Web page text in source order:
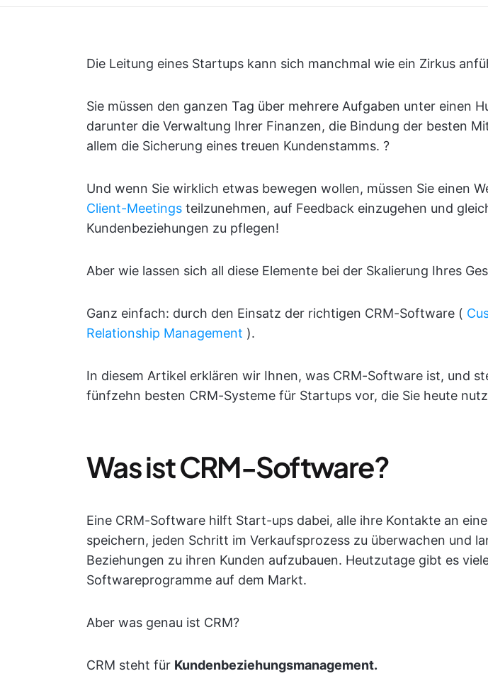
Die Leitung eines Startups kann sich manchmal wie ein Zirkus
Sie müssen den ganzen Tag über mehrere Aufgaben unter einen
darunter die Verwaltung Ihrer Finanzen, die Bindung der besten
allem die Sicherung eines treuen Kundenstamms. ?
Und wenn Sie wirklich etwas bewegen wollen, müssen Sie einen
Client-Meetings teilzunehmen, auf Feedback einzugehen und
Kundenbeziehungen zu pflegen!
Aber wie lassen sich all diese Elemente bei der Skalierung Ihres
Ganz einfach: durch den Einsatz der richtigen CRM-Software (
Relationship Management ).
In diesem Artikel erklären wir Ihnen, was CRM-Software ist, und
fünfzehn besten CRM-Systeme für Startups vor, die Sie heute
Was ist CRM-Software?
Eine CRM-Software hilft Start-ups dabei, alle ihre Kontakte an
speichern, jeden Schritt im Verkaufsprozess zu überwachen und
Beziehungen zu ihren Kunden aufzubauen. Heutzutage gibt es
Softwareprogramme auf dem Markt.
Aber was genau ist CRM?
CRM steht für Kundenbeziehungsmanagement.